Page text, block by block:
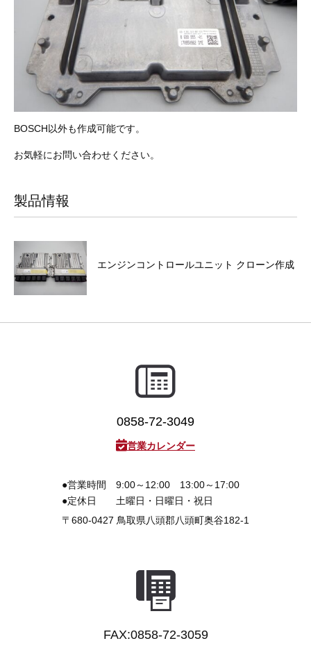
BOSCH以外も作成可能です。
お気軽にお問い合わせください。
製品情報
エンジンコントロールユニット クローン作成
0858-72-3049
営業カレンダー
●営業時間
9:00～12:00 13:00～17:00
●定休日
土曜日・日曜日・祝日
〒680-0427 鳥取県八頭郡八頭町奥谷182-1
FAX:0858-72-3059